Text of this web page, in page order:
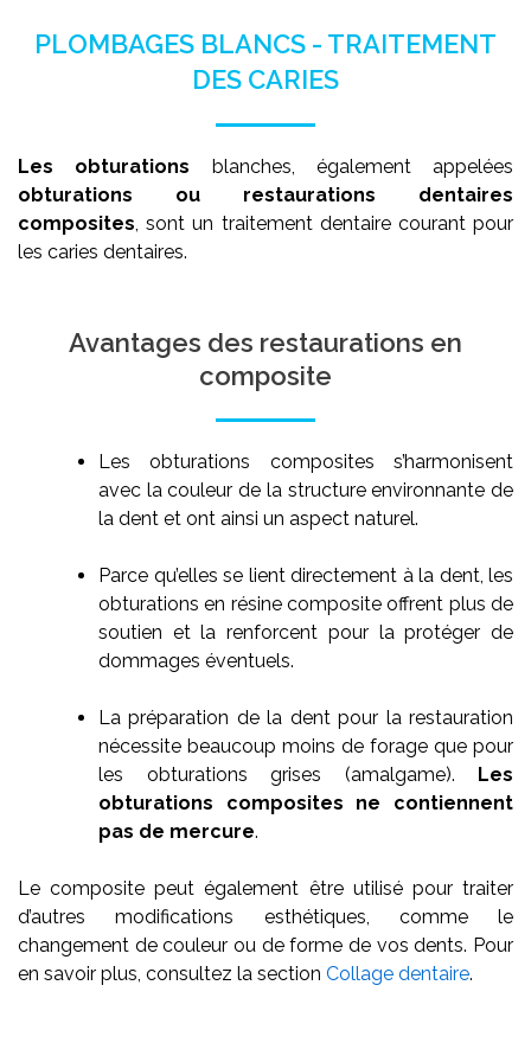
PLOMBAGES BLANCS - TRAITEMENT
DES CARIES
Les obturations blanches, également appelées
obturations ou restaurations dentaires
composites , sont un traitement dentaire courant pour
les caries dentaires.
Avantages des restaurations en
composite
Les obturations composites s’harmonisent
avec la couleur de la structure environnante de
la dent et ont ainsi un aspect naturel.
Parce qu’elles se lient directement à la dent, les
obturations en résine composite offrent plus de
soutien et la renforcent pour la protéger de
dommages éventuels.
La préparation de la dent pour la restauration
nécessite beaucoup moins de forage que pour
les obturations grises (amalgame). Les
obturations composites ne contiennent
pas de mercure.
Le composite peut également être utilisé pour traiter
d’autres modifications esthétiques, comme le
changement de couleur ou de forme de vos dents. Pour
en savoir plus, consultez la section Collage dentaire.